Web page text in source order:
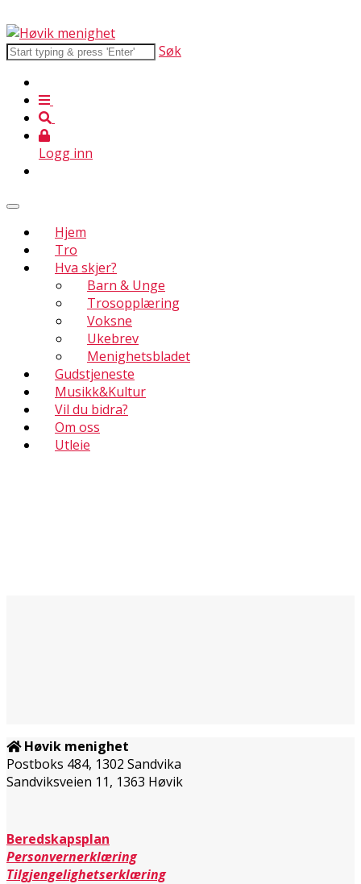
Søk
Logg inn
Hjem
Tro
Hva skjer?
Barn & Unge
Trosopplæring
Voksne
Ukebrev
Menighetsbladet
Gudstjeneste
Musikk&Kultur
Vil du bidra?
Om oss
Utleie
Høvik menighet
Postboks 484, 1302 Sandvika
Sandviksveien 11, 1363 Høvik
Beredskapsplan
Personvernerklæring
Tilgjengelighetserklæring